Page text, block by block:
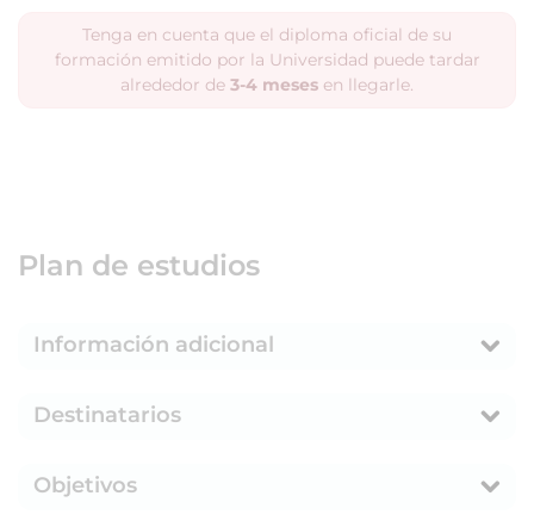
Tenga en cuenta que el diploma oficial de su
formación emitido por la Universidad puede tardar
alrededor de 3-4 meses en llegarle.
Plan de estudios
Información adicional
Destinatarios
Objetivos